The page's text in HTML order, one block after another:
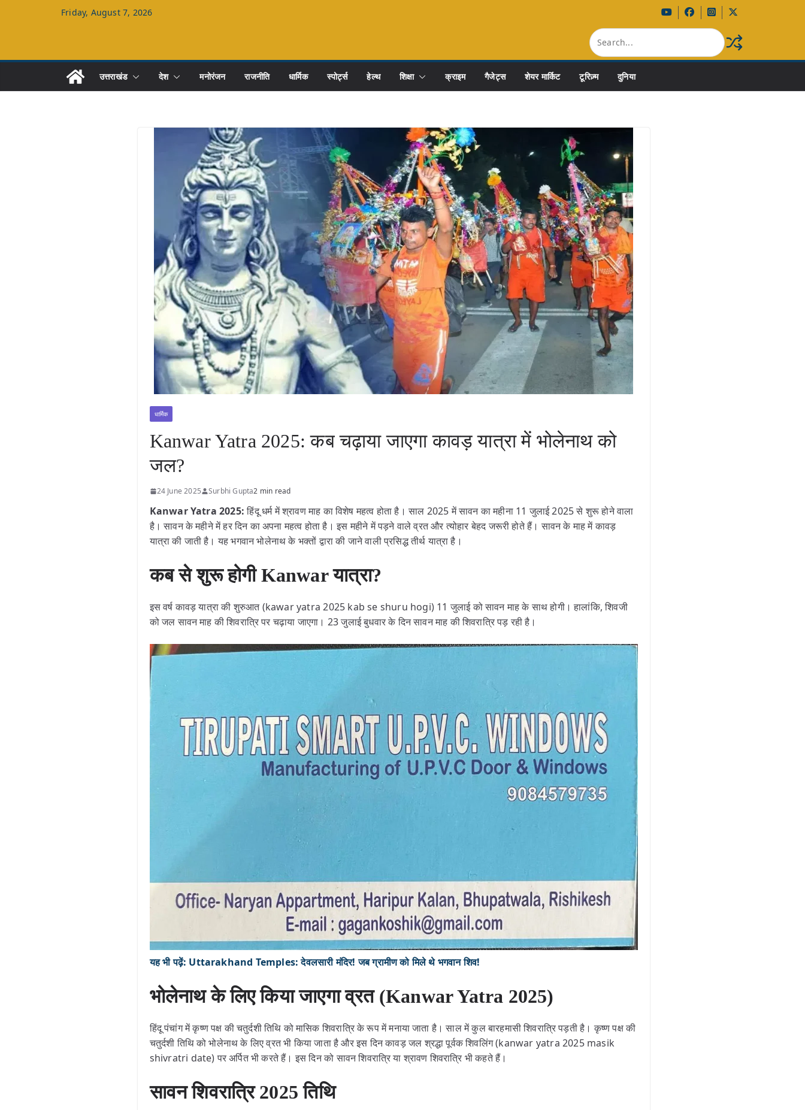
Friday, August 7, 2026
उत्तराखंड देश मनोरंजन राजनीति धार्मिक स्पोर्ट्स हेल्थ शिक्षा क्राइम गैजेट्स शेयर मार्किट टूरिज़्म दुनिया
धार्मिक
Kanwar Yatra 2025: कब चढ़ाया जाएगा कावड़ यात्रा में भोलेनाथ को
जल?
24 June 2025 Surbhi Gupta2 min read
Kanwar Yatra 2025:हिंदू धर्म में श्रावण माह का विशेष महत्व होता है। साल 2025 में सावन का महीना 11 जुलाई 2025 से शुरू होने वाला
है। सावन के महीने में हर दिन का अपना महत्व होता है। इस महीने में पड़ने वाले व्रत और त्योहार बेहद जरूरी होते हैं। सावन के माह में कावड़
यात्रा की जाती है। यह भगवान भोलेनाथ के भक्तों द्वारा की जाने वाली प्रसिद्ध तीर्थ यात्रा है।
कब से शुरू होगी Kanwar यात्रा?
इस वर्ष कावड़ यात्रा की शुरुआत (kawar yatra 2025 kab se shuru hogi) 11 जुलाई को सावन माह के साथ होगी। हालांकि, शिवजी
को जल सावन माह की शिवरात्रि पर चढ़ाया जाएगा। 23 जुलाई बुधवार के दिन सावन माह की शिवरात्रि पड़ रही है।
यह भी पढ़ें: Uttarakhand Temples: देवलसारी मंदिर! जब ग्रामीण को मिले थे भगवान शिव!
भोलेनाथ के लिए किया जाएगा व्रत (Kanwar Yatra 2025)
हिंदू पंचांग में कृष्ण पक्ष की चतुर्दशी तिथि को मासिक शिवरात्रि के रूप में मनाया जाता है। साल में कुल बारहमासी शिवरात्रि पड़ती है। कृष्ण पक्ष की
चतुर्दशी तिथि को भोलेनाथ के लिए व्रत भी किया जाता है और इस दिन कावड़ जल श्रद्धा पूर्वक शिवलिंग (kanwar yatra 2025 masik
shivratri date) पर अर्पित भी करते हैं। इस दिन को सावन शिवरात्रि या श्रावण शिवरात्रि भी कहते हैं।
सावन शिवरात्रि 2025 तिथि